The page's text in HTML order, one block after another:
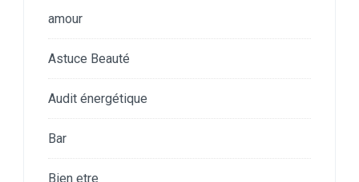
amour
Astuce Beauté
Audit énergétique
Bar
Bien etre